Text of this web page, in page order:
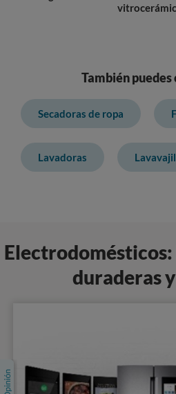
También
Secadoras de ropa
Lavadoras
Electrodomésticos:
duraderas